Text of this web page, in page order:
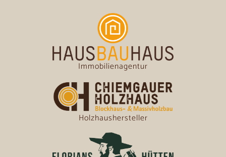
Immobilienagentur
Holzhaushersteller